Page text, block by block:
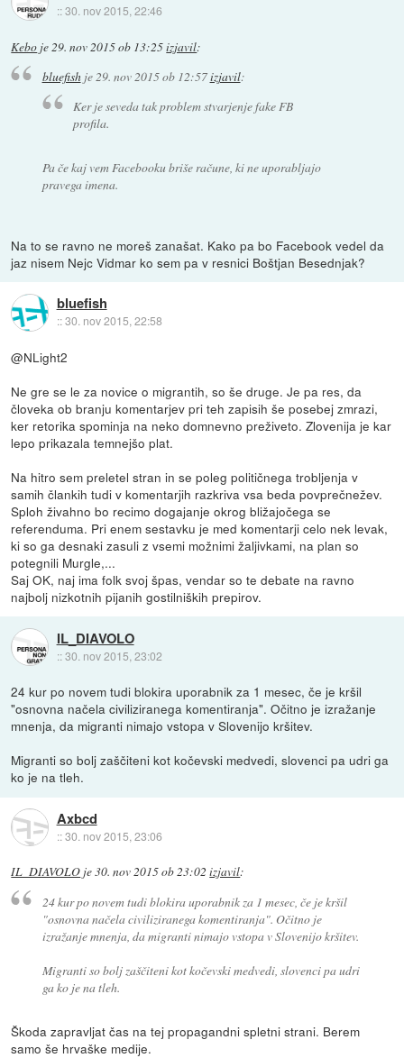
::30. nov 2015, 22:46
Kebo je29. nov 2015 ob 13:25izjavil:
bluefishje29. nov 2015 ob 12:57izjavil:
Ker je seveda tak problem stvarjenje fake FB
profila.
Pa če kaj vem Facebooku briše račune, ki ne uporabljajo
pravega imena.
Na to se ravno ne moreš zanašat. Kako pa bo Facebook vedel da
jaz nisem Nejc Vidmar ko sem pa v resnici Boštjan Besednjak?
bluefish
::30. nov 2015, 22:58
@NLight2
Ne gre se le za novice o migrantih, so še druge. Je pa res, da
človeka ob branju komentarjev pri teh zapisih še posebej zmrazi,
ker retorika spominja na neko domnevno preživeto. Zlovenija je kar
lepo prikazala temnejšo plat.
Na hitro sem preletel stran in se poleg političnega trobljenja v
samih člankih tudi v komentarjih razkriva vsa beda povprečnežev.
Sploh živahno bo recimo dogajanje okrog bližajočega se
referenduma. Pri enem sestavku je med komentarji celo nek levak,
ki so ga desnaki zasuli z vsemi možnimi žaljivkami, na plan so
potegnili Murgle,...
Saj OK, naj ima folk svoj špas, vendar so te debate na ravno
najbolj nizkotnih pijanih gostilniških prepirov.
IL_DIAVOLO
::30. nov 2015, 23:02
24 kur po novem tudi blokira uporabnik za 1 mesec, če je kršil
"osnovna načela civiliziranega komentiranja". Očitno je izražanje
mnenja, da migranti nimajo vstopa v Slovenijo kršitev.
Migranti so bolj zaščiteni kot kočevski medvedi, slovenci pa udri ga
ko je na tleh.
Axbcd
::30. nov 2015, 23:06
IL_DIAVOLO je30. nov 2015 ob 23:02 izjavil:
24 kur po novem tudi blokira uporabnik za 1 mesec, če je kršil
"osnovna načela civiliziranega komentiranja". Očitno je
izražanje mnenja, da migranti nimajo vstopa v Slovenijo kršitev.
Migranti so bolj zaščiteni kot kočevski medvedi, slovenci pa udri
ga ko je na tleh.
Škoda zapravljat čas na tej propagandni spletni strani. Berem
samo še hrvaške medije.